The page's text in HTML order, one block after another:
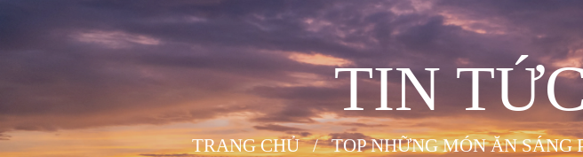
TIN
TRANG CHỦ / TOP NHỮNG MÓN ĂN SÁNG